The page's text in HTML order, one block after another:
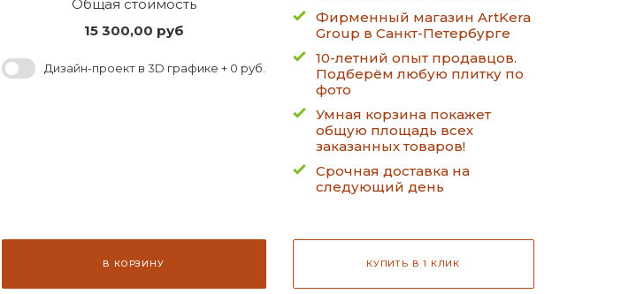
Общая стоимость
15 300,00 руб
Дизайн-проект в 3D графике + 0 руб.
Фирменный магазин ArtKera
Group в Санкт-Петербурге
10-летний опыт продавцов.
Подберём любую плитку по
фото
Умная корзина покажет
общую площадь всех
заказанных товаров!
Срочная доставка на
следующий день
В КОРЗИНУ КУПИТЬ В 1 КЛИК